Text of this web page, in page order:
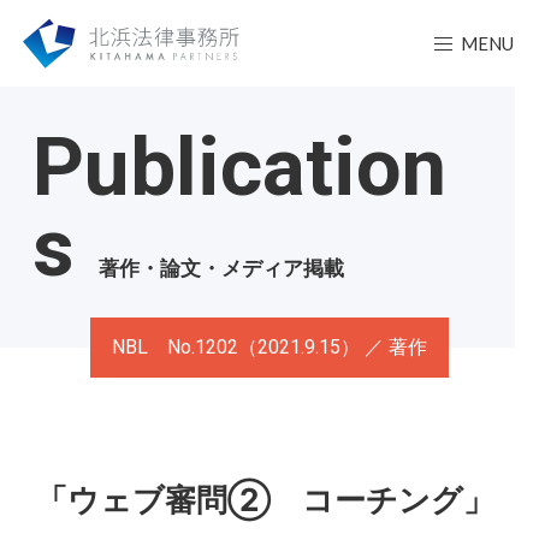
MENU
Publication
s
著作・論文・メディア掲載
NBL No.1202（2021.9.15） ／ 著作
「ウェブ審問② コーチング」